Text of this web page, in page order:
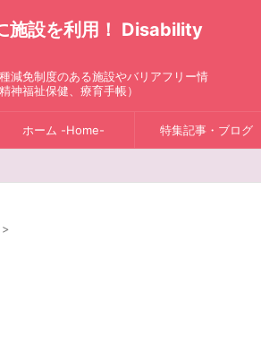
施設を利用！ Disability
減免制度のある施設やバリアフリー情
神福祉保健、療育手帳）
ホーム -Home- 特集記事・ブログ
>